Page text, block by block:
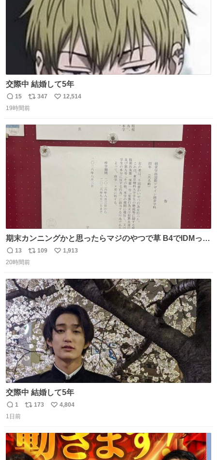
交際中 結婚して5年
返
信
15
リ
ポ
数
347
い
12,514
19時間前
期末カンニングかと思ったらマジのやつで草 B4でIDMって
ことはおそらく就職だし、内定取り消し？ それと夏休み期
間の停学って無意味じゃね？
返
信
13
リ
ポ
ト
数
109
い
数
1,913
20時間前
交際中 結婚して5年
返
信
1
リ
ト
数
173
い
数
4,804
1日前